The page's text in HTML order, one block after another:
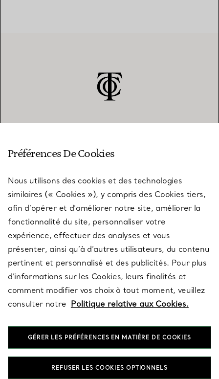
SERVICES
À PROPOS
QUESTIONS LÉGALES
SUIVEZ-NOUS
Préférences De Cookies
Nous utilisons des cookies et des technologies
similaires (« Cookies »), y compris des Cookies tiers,
afin d’opérer et d’améliorer notre site, améliorer la
fonctionnalité du site, personnaliser votre
expérience, effectuer des analyses et vous
présenter, ainsi qu’à d’autres utilisateurs, du contenu
pertinent et personnalisé et des publicités. Pour plus
d’informations sur les Cookies, leurs finalités et
comment modifier vos choix à tout moment, veuillez
consulter notre Politique relative aux Cookies.
GÉRER LES PRÉFÉRENCES EN MATIÈRE DE COOKIES
REFUSER LES COOKIES OPTIONNELS